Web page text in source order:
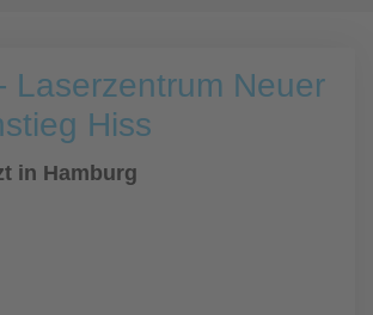
Laserzentrum Neuer
Hiss
in Hamburg